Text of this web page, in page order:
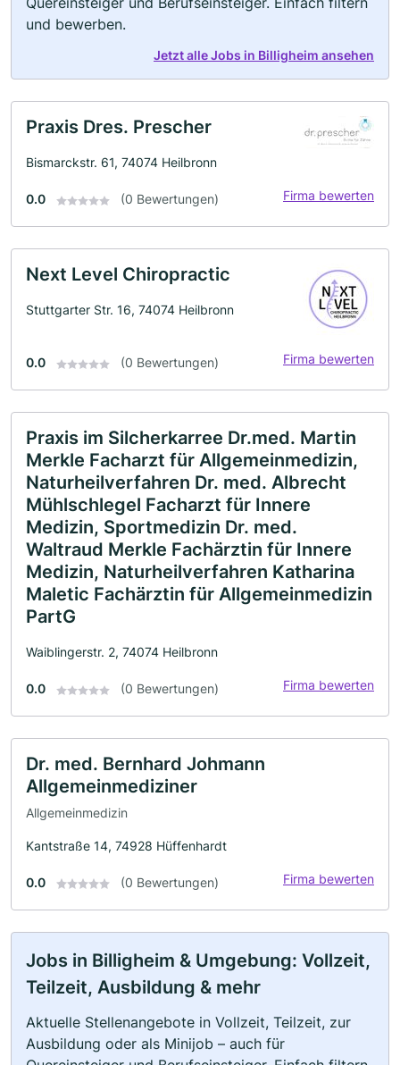
und bewerben.
Jetzt alle Jobs in Billigheim ansehen
Praxis Dres. Prescher
Bismarckstr. 61, 74074 Heilbronn
0.0 (0 Bewertungen) Firma bewerten
Next Level Chiropractic
Stuttgarter Str. 16, 74074 Heilbronn
0.0 (0 Bewertungen) Firma bewerten
Praxis im Silcherkarree Dr.med. Martin
Merkle Facharzt für Allgemeinmedizin,
Naturheilverfahren Dr. med. Albrecht
Mühlschlegel Facharzt für Innere
Medizin, Sportmedizin Dr. med.
Waltraud Merkle Fachärztin für Innere
Medizin, Naturheilverfahren Katharina
Maletic Fachärztin für Allgemeinmedizin
PartG
Waiblingerstr. 2, 74074 Heilbronn
0.0 (0 Bewertungen) Firma bewerten
Dr. med. Bernhard Johmann
Allgemeinmediziner
Allgemeinmedizin
Kantstraße 14, 74928 Hüffenhardt
0.0 (0 Bewertungen) Firma bewerten
Jobs in Billigheim & Umgebung: Vollzeit,
Teilzeit, Ausbildung & mehr
Aktuelle Stellenangebote in Vollzeit, Teilzeit, zur
Ausbildung oder als Minijob – auch für